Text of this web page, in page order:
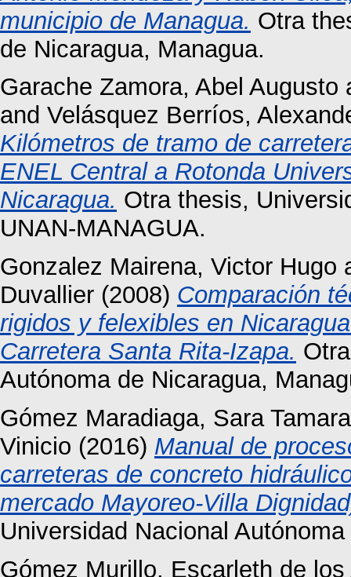
municipio de Managua. Otra
de Nicaragua, Managua.
Garache Zamora, Abel Augusto
and Velásquez Berríos,
Kilómetros de tramo de
ENEL Central a Rotonda
Nicaragua. Otra thesis,
UNAN-MANAGUA.
Gonzalez Mairena, Victor Hugo
Duvallier (2008) Comparación
rigidos y felexibles en
Carretera Santa Rita-Izapa.
Autónoma de Nicaragua,
Gómez Maradiaga, Sara Tamara
Vinicio (2016) Manual de
carreteras de concreto
mercado Mayoreo-Villa
Universidad Nacional
Gómez Murillo, Escarleth de los